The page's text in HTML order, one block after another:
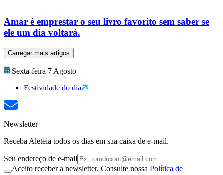
Amar é emprestar o seu livro favorito sem saber se
ele um dia voltará.
Carregar mais artigos
Sexta-feira 7 Agosto
Festividade do dia
Newsletter
Receba Aleteia todos os dias em sua caixa de e-mail.
Seu endereço de e-mail
Aceito receber a newsletter. Consulte nossa Política de